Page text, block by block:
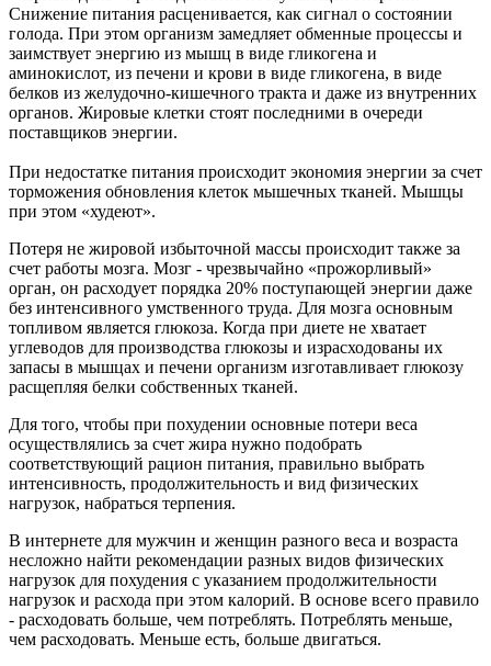
Снижение питания расценивается, как сигнал о состоянии
голода. При этом организм замедляет обменные процессы и
заимствует энергию из мышц в виде гликогена и
аминокислот, из печени и крови в виде гликогена, в виде
белков из желудочно-кишечного тракта и даже из внутренних
органов. Жировые клетки стоят последними в очереди
поставщи­ков энергии.
При недостатке питания происходит экономия энергии за счет
торможения обновления клеток мышечных тканей. Мышцы
при этом «худеют».
Потеря не жировой избыточной массы происходит также за
счет работы мозга. Мозг - чрезвычайно «прожорливый»
орган, он расходует порядка 20% поступающей энергии даже
без интенсивного умственного труда. Для мозга основным
топливом является глюкоза. Когда при диете не хватает
углеводов для производства глюкозы и израсходованы их
запасы в мышцах и печени организм изготавливает глюкозу
расщепляя белки собственных тканей.
Для того, чтобы при похудении основные потери веса
осуществлялись за счет жира нужно подобрать
соответствующий рацион питания, правильно выбрать
интенсивность, продолжительность и вид физических
нагрузок, набраться терпения.
В интернете для мужчин и женщин разного веса и возраста
несложно найти рекомендации разных видов физических
нагрузок для похудения с указанием продолжительности
нагрузок и расхода при этом калорий. В основе всего правило
- расходовать больше, чем потреблять. Потреблять меньше,
чем расходовать. Меньше есть, больше двигаться.